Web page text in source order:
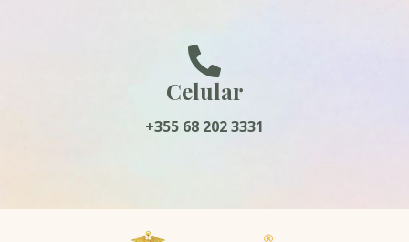
Celular
+355 68 202 3331